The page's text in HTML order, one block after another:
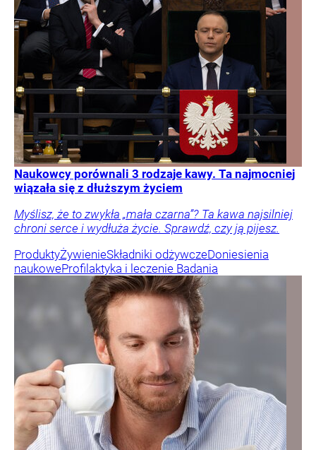
Naukowcy porównali 3 rodzaje kawy. Ta najmocniej
wiązała się z dłuższym życiem
Myślisz, że to zwykła „mała czarna”? Ta kawa najsilniej
chroni serce i wydłuża życie. Sprawdź, czy ją pijesz.
ProduktyŻywienieSkładniki odżywczeDoniesienia
naukoweProfilaktyka i leczenie Badania